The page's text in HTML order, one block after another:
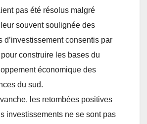
pas été résolus malgré
souvent soulignée des
d’investissement consentis par
pour construire les bases du
économique des
du sud.
les retombées positives
investissements ne se sont pas